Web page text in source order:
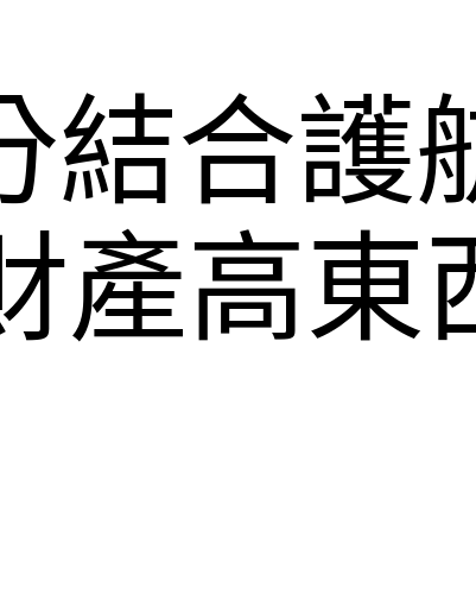
結合護
產高東